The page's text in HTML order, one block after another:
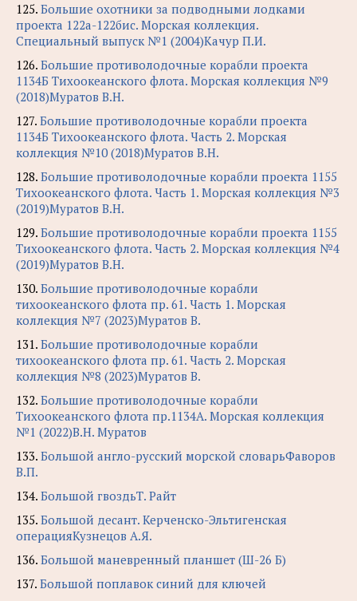
125. Большие охотники за подводными лодками
проекта 122а-122бис. Морская коллекция.
Специальный выпуск №1 (2004)Качур П.И.
126. Большие противолодочные корабли проекта
1134Б Тихоокеанского флота. Морская коллекция №9
(2018)Муратов В.Н.
127. Большие противолодочные корабли проекта
1134Б Тихоокеанского флота. Часть 2. Морская
коллекция №10 (2018)Муратов В.Н.
128. Большие противолодочные корабли проекта 1155
Тихоокеанского флота. Часть 1. Морская коллекция №3
(2019)Муратов В.Н.
129. Большие противолодочные корабли проекта 1155
Тихоокеанского флота. Часть 2. Морская коллекция №4
(2019)Муратов В.Н.
130. Большие противолодочные корабли
тихоокеанского флота пр. 61. Часть 1. Морская
коллекция №7 (2023)Муратов В.
131. Большие противолодочные корабли
тихоокеанского флота пр. 61. Часть 2. Морская
коллекция №8 (2023)Муратов В.
132. Большие противолодочные корабли
Тихоокеанского флота пр.1134А. Морская коллекция
№1 (2022)В.Н. Муратов
133. Большой англо-русский морской словарьФаворов
В.П.
134. Большой гвоздьТ. Райт
135. Большой десант. Керченско-Эльтигенская
операцияКузнецов А.Я.
136. Большой маневренный планшет (Ш-26 Б)
137. Большой поплавок синий для ключей